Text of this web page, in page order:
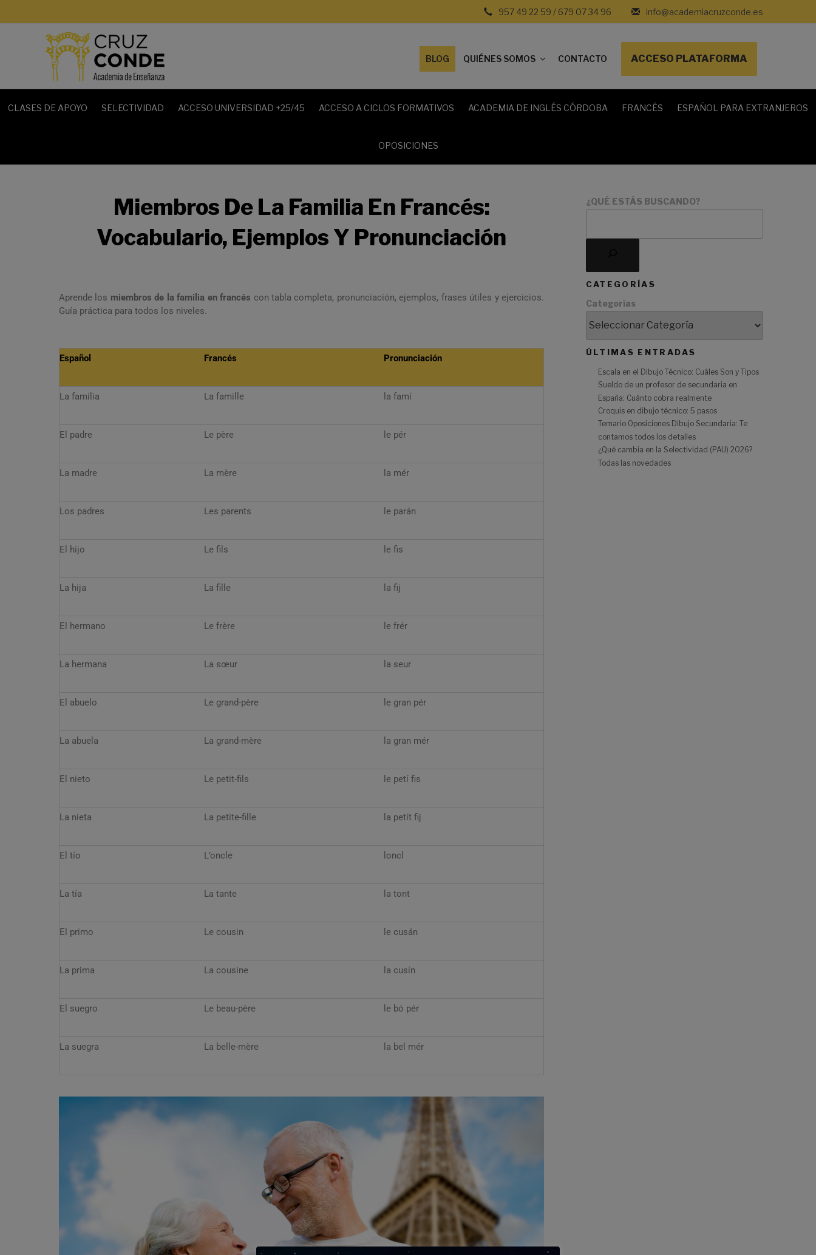
info@academiacruzconde.es
957 49 22 59 / 679 07 34 96
BLOG QUIÉNES SOMOS CONTACTO ACCESO PLATAFORMA
CLASES DE APOYO SELECTIVIDAD ACCESO UNIVERSIDAD +25/45 ACCESO A CICLOS FORMATIVOS ACADEMIA DE INGLÉS CÓRDOBA FRANCÉS ESPAÑOL PARA EXTRANJEROS
OPOSICIONES
Miembros De La Familia En Francés:
Vocabulario, Ejemplos Y Pronunciación
Aprende los miembros de la familia en francés con tabla completa, pronunciación, ejemplos, frases útiles y ejercicios.
Guía práctica para todos los niveles.
Español Francés Pronunciación
La familia La famille la famí
El padre Le père le pér
La madre La mère la mér
Los padres Les parents le parán
El hijo Le fils le fis
La hija La fille la fij
El hermano Le frère le frér
La hermana La sœur la seur
El abuelo Le grand-père le gran pér
La abuela La grand-mère la gran mér
El nieto Le petit-fils le petí fis
La nieta La petite-fille la petít fij
El tío L’oncle loncl
La tía La tante la tont
El primo Le cousin le cusán
La prima La cousine la cusín
El suegro Le beau-père le bó pér
La suegra La belle-mère la bel mér
¿QUÉ ESTÁS BUSCANDO?
CATEGORÍAS
Categorías
ÚLTIMAS ENTRADAS
Escala en el Dibujo Técnico: Cuáles Son y Tipos
Sueldo de un profesor de secundaria en
España: Cuánto cobra realmente
Croquis en dibujo técnico: 5 pasos
Temario Oposiciones Dibujo Secundaria: Te
contamos todos los detalles
¿Qué cambia en la Selectividad (PAU) 2026?
Todas las novedades